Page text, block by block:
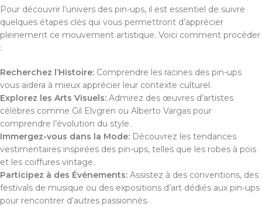
Pour découvrir l’univers des pin-ups, il est essentiel de suivre
quelques étapes clés qui vous permettront d’apprécier
pleinement ce mouvement artistique. Voici comment procéder
:
Recherchez l’Histoire: Comprendre les racines des pin-ups
vous aidera à mieux apprécier leur contexte culturel.
Explorez les Arts Visuels: Admirez des œuvres d’artistes
célèbres comme Gil Elvgren ou Alberto Vargas pour
comprendre l’évolution du style.
Immergez-vous dans la Mode: Découvrez les tendances
vestimentaires inspirées des pin-ups, telles que les robes à pois
et les coiffures vintage.
Participez à des Événements: Assistez à des conventions, des
festivals de musique ou des expositions d’art dédiés aux pin-ups
pour rencontrer d’autres passionnés.